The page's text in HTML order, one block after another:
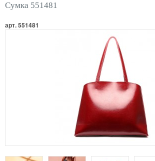
Сумка 551481
арт. 551481